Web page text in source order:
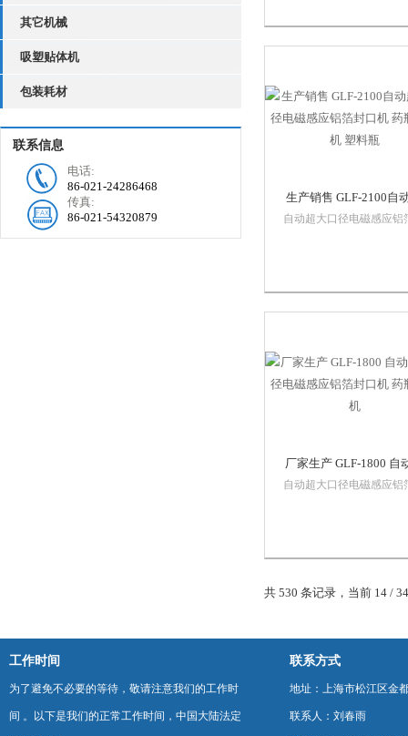
其它机械
吸塑贴体机
包装耗材
联系信息
电话:
86-021-24286468
传真:
86-021-54320879
是聚乙烯（PE）、聚丙聚
（PP）、聚酯（PET）、
生产销售 GLF-2100自
大口径电磁感应铝箔封
自动超大口径电磁感应铝
是聚乙烯（PE）、聚丙聚
（PP）、聚酯（PET）、
厂家生产 GLF-1800 自
大口径电磁感应铝箔封
自动超大口径电磁感应铝
是聚乙烯（PE）、聚丙聚
乙烯（PS）、ABC以及
共 530 条记录，当前 14 /
工作时间
为了避免不必要的等待，敬请注意我们的工作时
间 。以下是我们的正常工作时间，中国大陆法定
联系方式
地址：上海市松江区金
联系人：刘春雨